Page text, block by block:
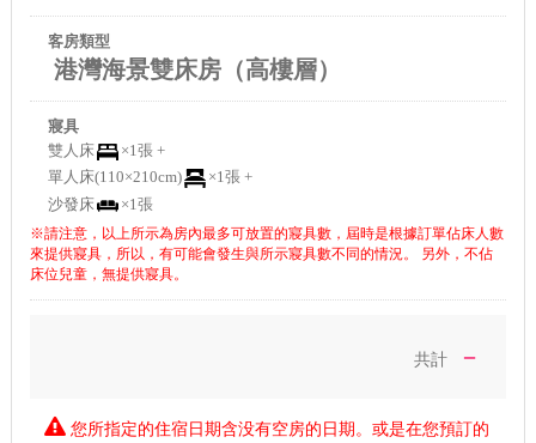
客房類型
港灣海景雙床房（高樓層）
寢具
雙人床
×1張 +
單人床(110×210cm)
×1張 +
沙發床
×1張
※請注意，以上所示為房內最多可放置的寢具數，屆時是根據訂單佔床人數
來提供寢具，所以，有可能會發生與所示寢具數不同的情況。 另外，不佔
床位兒童，無提供寢具。
共計 －
您所指定的住宿日期含没有空房的日期。或是在您預訂的